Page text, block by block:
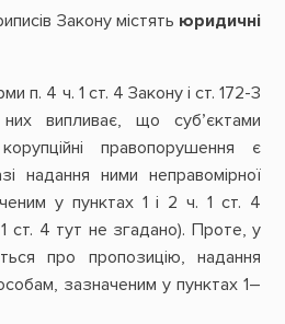
Закону містять юридичні
п. 4 ч. 1 ст. 4 Закону і ст. 172-3
випливає, що суб’єктами
правопорушення є
надання ними неправомірної
у пунктах 1 і 2 ч. 1 ст. 4
ст. 4 тут не згадано). Проте, у
про пропозицію, надання
зазначеним у пунктах 1–